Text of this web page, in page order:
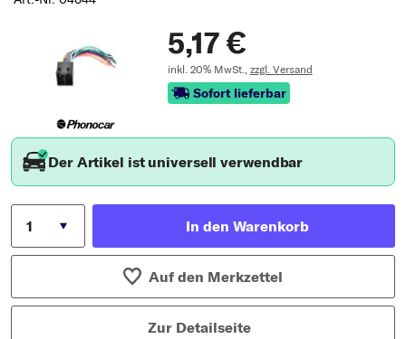
5,17 €
inkl. 20% MwSt., zzgl. Versand
Sofort lieferbar
Der Artikel ist universell verwendbar
In den Warenkorb
Auf den Merkzettel
Zur Detailseite